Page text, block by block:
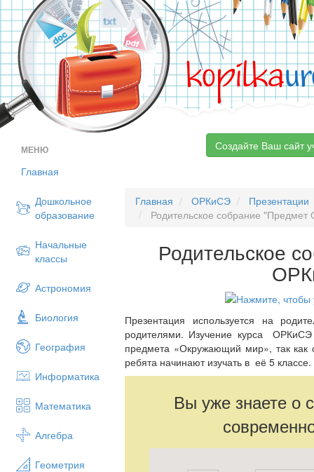
kopilka
МЕНЮ
Главная
Дошкольное
образование
Начальные
классы
Астрономия
Биология
География
Информатика
Математика
Алгебра
Геометрия
Создайте Ваш сайт
Главная ОРКиСЭ
Презентации
Родительское собрание
Родительское
Презентация используется на
родителями. Изучение курса ОРКиСЭ
предмета «Окружающий мир», так как
ребята начинают изучать в её 5 классе.
Вы уже знаете о